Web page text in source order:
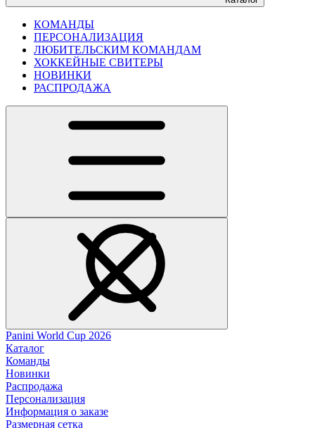
КОМАНДЫ
ПЕРСОНАЛИЗАЦИЯ
ЛЮБИТЕЛЬСКИМ КОМАНДАМ
ХОККЕЙНЫЕ СВИТЕРЫ
НОВИНКИ
РАСПРОДАЖА
Panini World Cup 2026
Каталог
Команды
Новинки
Распродажа
Персонализация
Информация о заказе
Размерная сетка